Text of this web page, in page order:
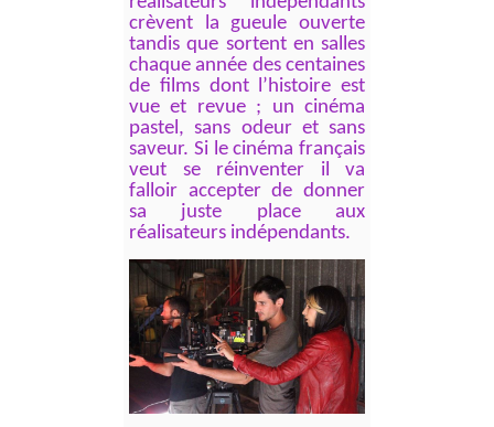
crèvent la gueule ouverte
tandis que sortent en salles
chaque année des centaines
de films dont l’histoire est
vue et revue ; un cinéma
pastel, sans odeur et sans
saveur. Si le cinéma français
veut se réinventer il va
falloir accepter de donner
sa juste place aux
réalisateurs indépendants.